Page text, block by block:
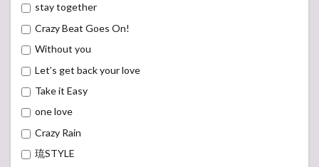
stay together
Crazy Beat Goes On!
Without you
Let’s get back your love
Take it Easy
one love
Crazy Rain
琉STYLE